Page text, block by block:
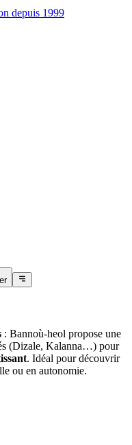
depuis 1999
: Bannoù-heol propose une
(Dizale, Kalanna…) pour
. Idéal pour découvrir
ou en autonomie.